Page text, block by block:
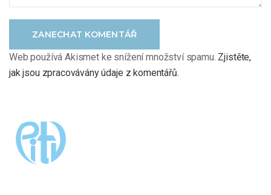
ZANECHAT KOMENTÁŘ
Web používá Akismet ke snížení množství spamu. Zjistěte,
jak jsou zpracovávány údaje z komentářů.